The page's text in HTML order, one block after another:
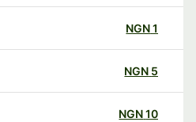
NGN
NGN
NGN